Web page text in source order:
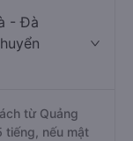
- Đà
từ Quảng
tiếng, nếu mật